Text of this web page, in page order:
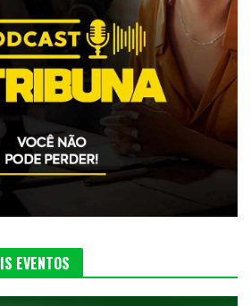
EVENTOS